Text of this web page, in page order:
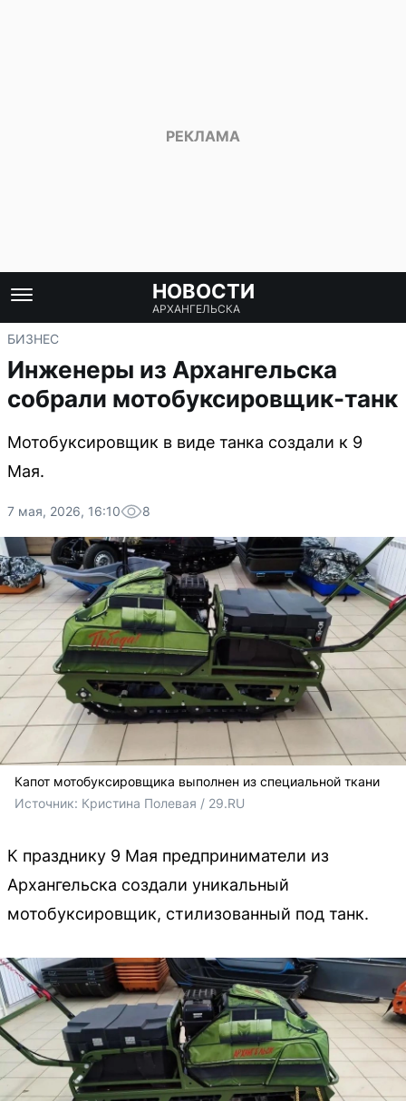
НОВОСТИ
АРХАНГЕЛЬСКА
БИЗНЕС
Инженеры из Архангельска
собрали мотобуксировщик-танк
Мотобуксировщик в виде танка создали к 9
Мая.
7 мая, 2026, 16:10 8
Капот мотобуксировщика выполнен из специальной ткани
Источник: Кристина Полевая / 29.RU
К празднику 9 Мая предприниматели из
Архангельска создали уникальный
мотобуксировщик, стилизованный под танк.